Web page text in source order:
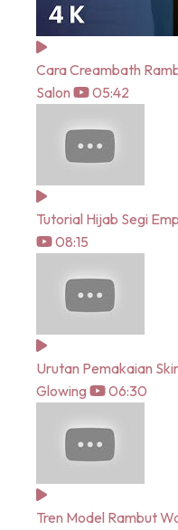
Cara Creambath
Salon
05:42
Tutorial Hijab Segi
08:15
Urutan Pemakaian
Glowing
06:30
Tren Model Rambut